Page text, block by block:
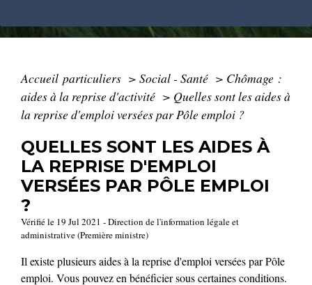
Accueil particuliers > Social - Santé > Chômage :
aides à la reprise d'activité > Quelles sont les aides à
la reprise d'emploi versées par Pôle emploi ?
QUELLES SONT LES AIDES À
LA REPRISE D'EMPLOI
VERSÉES PAR PÔLE EMPLOI
?
Vérifié le 19 Jul 2021 - Direction de l'information légale et
administrative (Première ministre)
Il existe plusieurs aides à la reprise d'emploi versées par Pôle
emploi. Vous pouvez en bénéficier sous certaines conditions.